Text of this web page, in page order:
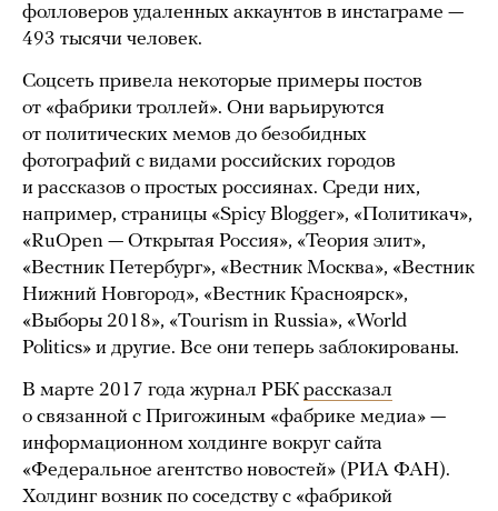
фолловеров удаленных аккаунтов в инстаграме —
493 тысячи человек.
Соцсеть привела некоторые примеры постов
от «фабрики троллей». Они варьируются
от политических мемов до безобидных
фотографий с видами российских городов
и рассказов о простых россиянах. Среди них,
например, страницы «Spicy Blogger», «Политикач»,
«RuOpen — Открытая Россия», «Теория элит»,
«Вестник Петербург», «Вестник Москва», «Вестник
Нижний Новгород», «Вестник Красноярск»,
«Выборы 2018», «Tourism in Russia», «World
Politics» и другие. Все они теперь заблокированы.
В марте 2017 года журнал РБК рассказал
о связанной с Пригожиным «фабрике медиа» —
информационном холдинге вокруг сайта
«Федеральное агентство новостей» (РИА ФАН).
Холдинг возник по соседству с «фабрикой